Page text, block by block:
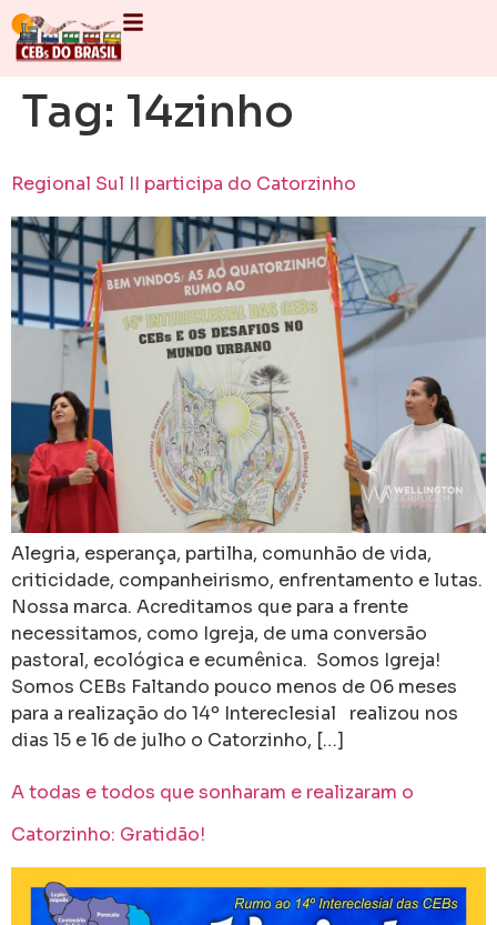
Tag: 14zinho
Regional Sul II participa do Catorzinho
Alegria, esperança, partilha, comunhão de vida,
criticidade, companheirismo, enfrentamento e lutas.
Nossa marca. Acreditamos que para a frente
necessitamos, como Igreja, de uma conversão
pastoral, ecológica e ecumênica. Somos Igreja!
Somos CEBs Faltando pouco menos de 06 meses
para a realização do 14º Intereclesial realizou nos
dias 15 e 16 de julho o Catorzinho, […]
A todas e todos que sonharam e realizaram o
Catorzinho: Gratidão!